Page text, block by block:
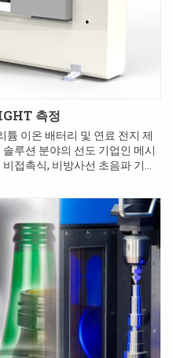
측정
튬 이온 배터리 및 연료 전지 제
루션 분야의 선도 기업인 메시
접촉식, 비방사선 초음파 기술